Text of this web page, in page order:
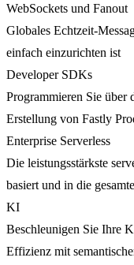
WebSockets und Fanout
Globales Echtzeit-
einfach einzurichten ist
Developer SDKs
Programmieren Sie über
Erstellung von Fastly
Enterprise Serverless
Die leistungsstärkste
basiert und in die
KI
Beschleunigen Sie Ihre
Effizienz mit